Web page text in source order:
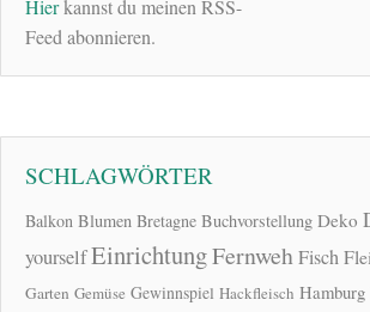
Hierkannst du meinen RSS-
Feed abonnieren.
SCHLAGWÖRTER
Balkon Blumen Bretagne Buchvorstellung Deko
yourselfEinrichtungFernwehFisch
Garten Gemüse Gewinnspiel Hackfleisch Hamburg